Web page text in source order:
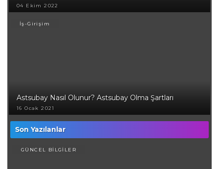
04 Ekim 2022
İş-Girişim
Astsubay Nasıl Olunur? Astsubay Olma Şartları
16 Ocak 2021
Son Yazılanlar
GÜNCEL BİLGİLER